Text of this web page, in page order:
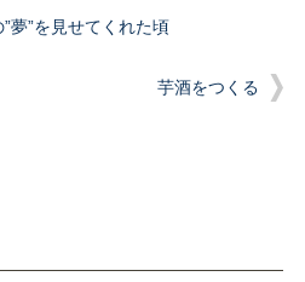
夢”を見せてくれた頃
芋酒をつくる